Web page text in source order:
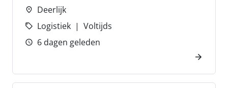
Deerlijk
Logistiek
Voltijds
6 dagen geleden